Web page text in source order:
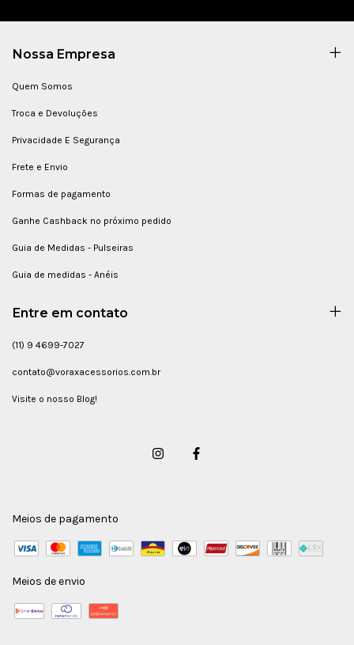
Nossa Empresa
Quem Somos
Troca e Devoluções
Privacidade E Segurança
Frete e Envio
Formas de pagamento
Ganhe Cashback no próximo pedido
Guia de Medidas - Pulseiras
Guia de medidas - Anéis
Entre em contato
(11) 9 4699-7027
contato@voraxacessorios.com.br
Visite o nosso Blog!
Meios de pagamento
Meios de envio